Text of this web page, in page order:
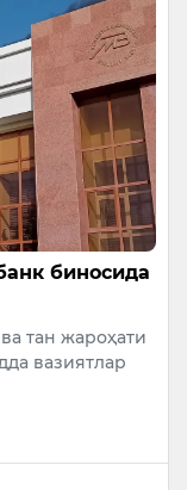
биносида
тан жароҳати
вазиятлар